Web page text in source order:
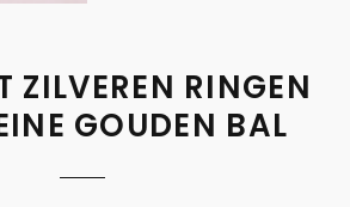
ZILVEREN RINGEN
GOUDEN BAL